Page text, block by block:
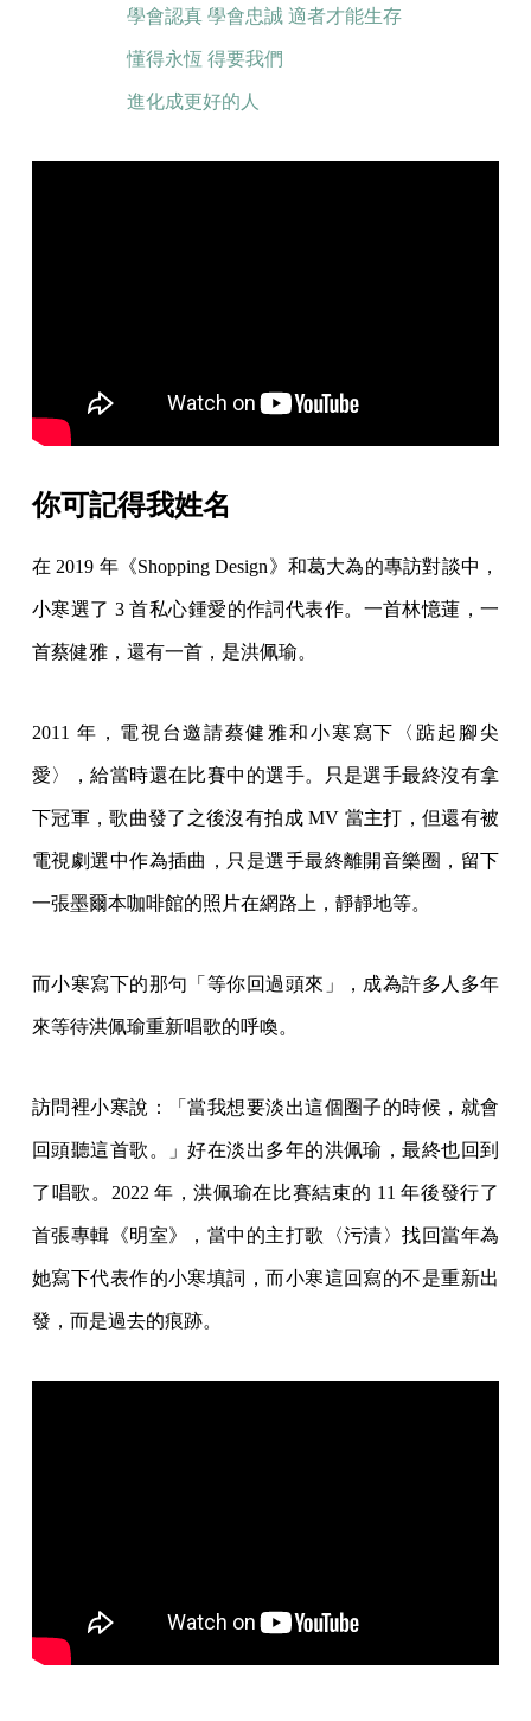
學會認真 學會忠誠 適者才能生存
懂得永恆 得要我們
進化成更好的人
你可記得我姓名
在 2019 年《Shopping Design》和葛大為的專訪對談中，
小寒選了 3 首私心鍾愛的作詞代表作。一首林憶蓮，一
首蔡健雅，還有一首，是洪佩瑜。
2011 年，電視台邀請蔡健雅和小寒寫下〈踮起腳尖
愛〉，給當時還在比賽中的選手。只是選手最終沒有拿
下冠軍，歌曲發了之後沒有拍成 MV 當主打，但還有被
電視劇選中作為插曲，只是選手最終離開音樂圈，留下
一張墨爾本咖啡館的照片在網路上，靜靜地等。
而小寒寫下的那句「等你回過頭來」，成為許多人多年
來等待洪佩瑜重新唱歌的呼喚。
訪問裡小寒說：「當我想要淡出這個圈子的時候，就會
回頭聽這首歌。」好在淡出多年的洪佩瑜，最終也回到
了唱歌。2022 年，洪佩瑜在比賽結束的 11 年後發行了
首張專輯《明室》，當中的主打歌〈污漬〉找回當年為
她寫下代表作的小寒填詞，而小寒這回寫的不是重新出
發，而是過去的痕跡。